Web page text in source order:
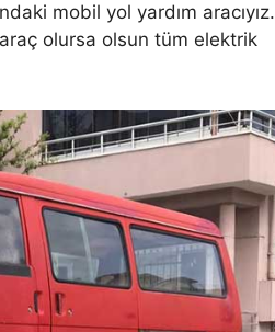
mobil yol yardım aracıyız.
olursa olsun tüm elektrik